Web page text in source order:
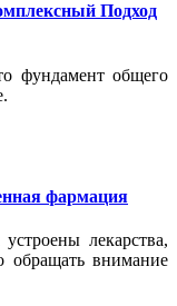
Подход
фундамент общего
фармация
лекарства,
обращать внимание